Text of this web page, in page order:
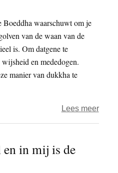
Boeddha waarschuwt om je
van de waan van de
is. Om datgene te
en mededogen.
manier van dukkha te
Lees meerover
en in mij is de